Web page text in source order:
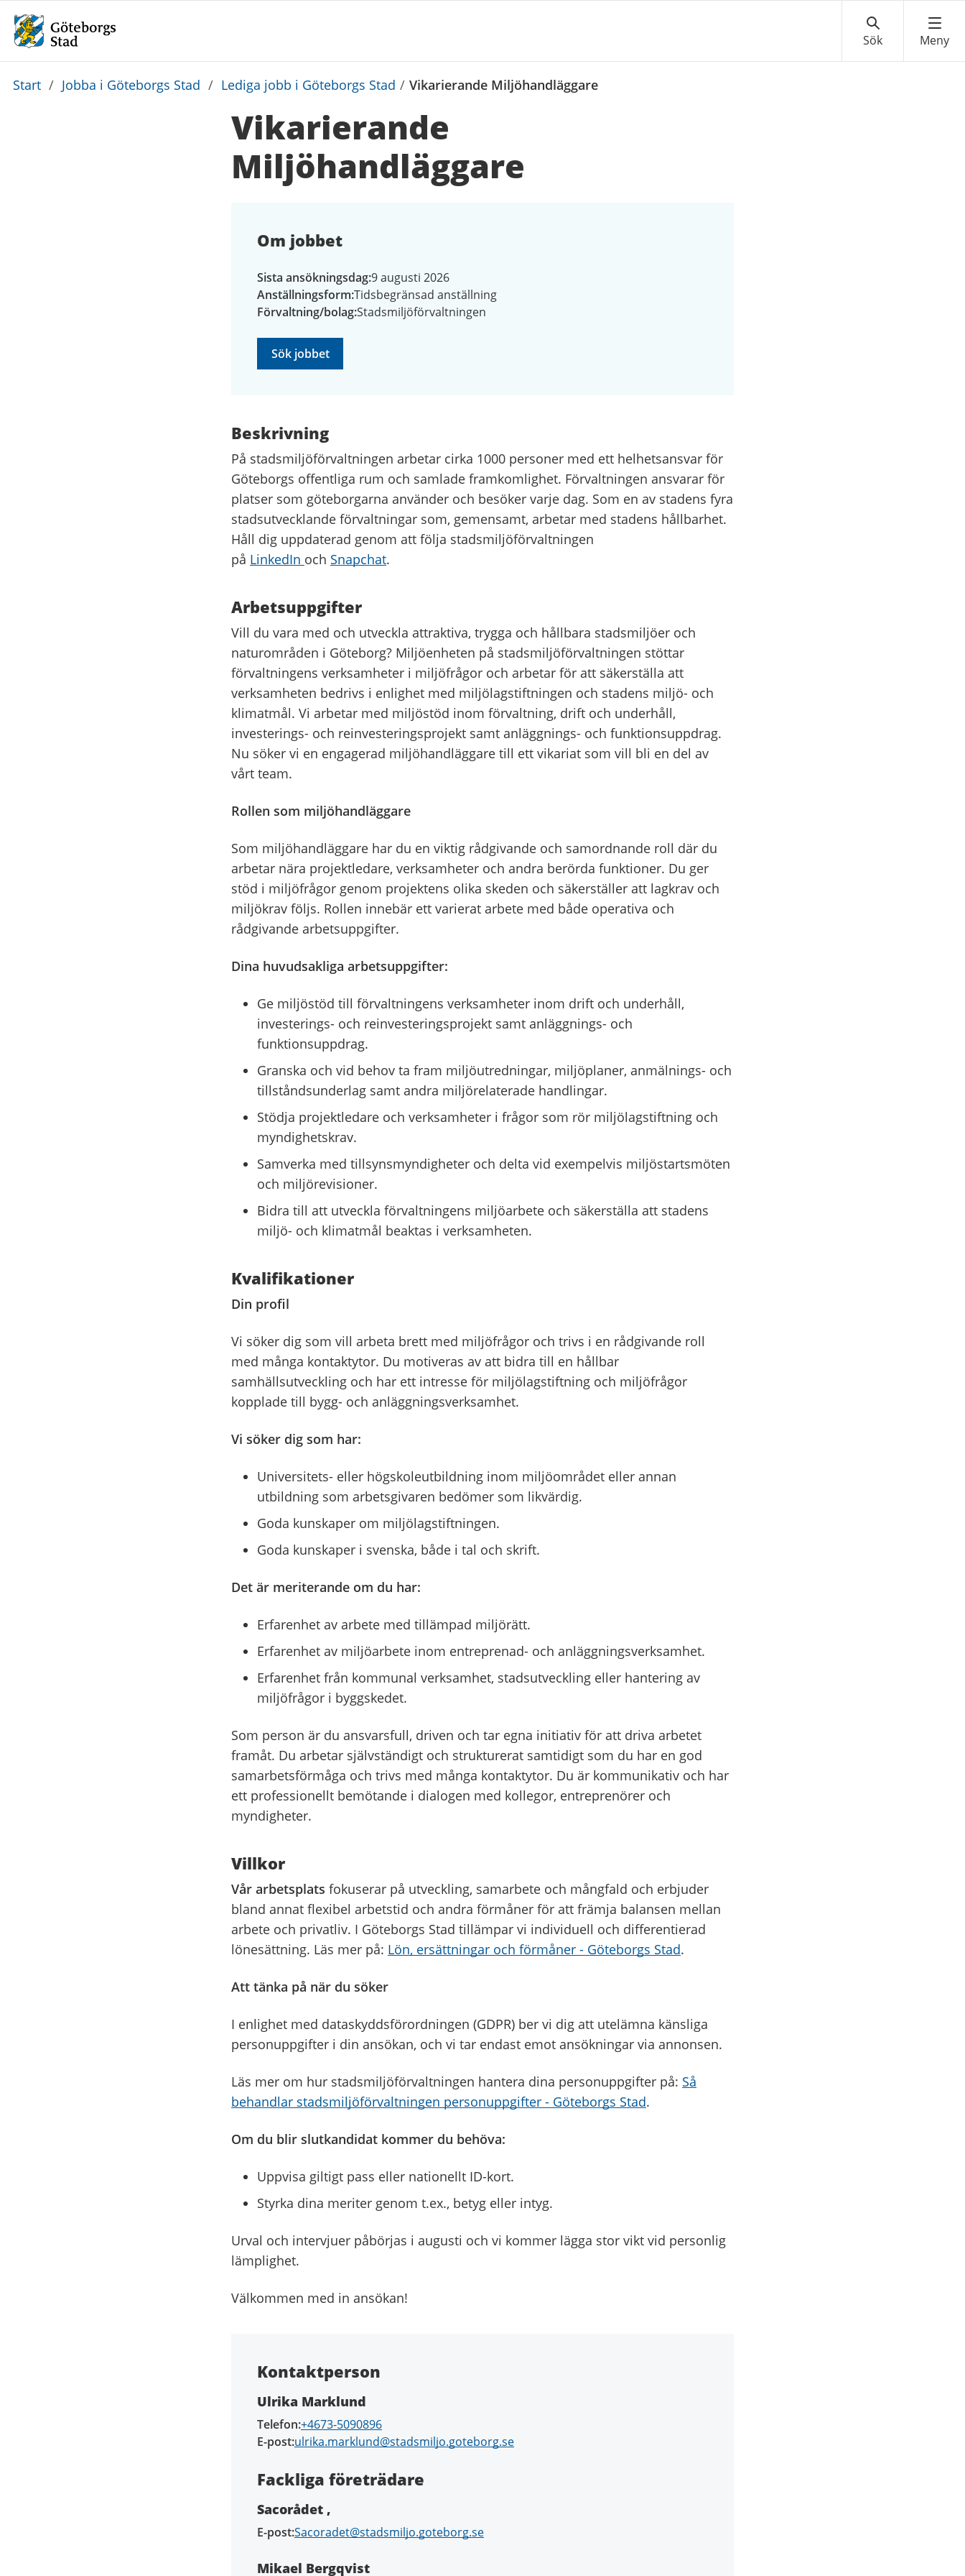
Du
Start / Jobba i Göteborgs Stad / Lediga jobb i Göteborgs Stad / Vikarierande Miljöhandläggare
Vikarierande
Miljöhandläggare
Om jobbet
Sista ansökningsdag9 augusti 2026
Anställningsform Tidsbegränsad anställning
Förvaltning/bolagStadsmiljöförvaltningen
Sök jobbet
Beskrivning
På stadsmiljöförvaltningen arbetar cirka 1000 personer med ett helhetsansvar för
Göteborgs offentliga rum och samlade framkomlighet. Förvaltningen ansvarar för
platser som göteborgarna använder och besöker varje dag. Som en av stadens fyra
stadsutvecklande förvaltningar som, gemensamt, arbetar med stadens hållbarhet.
Håll dig uppdaterad genom att följa stadsmiljöförvaltningen
på LinkedIn och Snapchat.
Arbetsuppgifter
Vill du vara med och utveckla attraktiva, trygga och hållbara stadsmiljöer och
naturområden i Göteborg? Miljöenheten på stadsmiljöförvaltningen stöttar
förvaltningens verksamheter i miljöfrågor och arbetar för att säkerställa att
verksamheten bedrivs i enlighet med miljölagstiftningen och stadens miljö- och
klimatmål. Vi arbetar med miljöstöd inom förvaltning, drift och underhåll,
investerings- och reinvesteringsprojekt samt anläggnings- och funktionsuppdrag.
Nu söker vi en engagerad miljöhandläggare till ett vikariat som vill bli en del av
vårt team.
Rollen som miljöhandläggare
Som miljöhandläggare har du en viktig rådgivande och samordnande roll där du
arbetar nära projektledare, verksamheter och andra berörda funktioner. Du ger
stöd i miljöfrågor genom projektens olika skeden och säkerställer att lagkrav och
miljökrav följs. Rollen innebär ett varierat arbete med både operativa och
rådgivande arbetsuppgifter.
Dina huvudsakliga arbetsuppgifter:
Ge miljöstöd till förvaltningens verksamheter inom drift och underhåll,
investerings- och reinvesteringsprojekt samt anläggnings- och
funktionsuppdrag.
Granska och vid behov ta fram miljöutredningar, miljöplaner, anmälnings- och
tillståndsunderlag samt andra miljörelaterade handlingar.
Stödja projektledare och verksamheter i frågor som rör miljölagstiftning och
myndighetskrav.
Samverka med tillsynsmyndigheter och delta vid exempelvis miljöstartsmöten
och miljörevisioner.
Bidra till att utveckla förvaltningens miljöarbete och säkerställa att stadens
miljö- och klimatmål beaktas i verksamheten.
Kvalifikationer
Din profil
Vi söker dig som vill arbeta brett med miljöfrågor och trivs i en rådgivande roll
med många kontaktytor. Du motiveras av att bidra till en hållbar
samhällsutveckling och har ett intresse för miljölagstiftning och miljöfrågor
kopplade till bygg- och anläggningsverksamhet.
Vi söker dig som har:
Universitets- eller högskoleutbildning inom miljöområdet eller annan
utbildning som arbetsgivaren bedömer som likvärdig.
Goda kunskaper om miljölagstiftningen.
Goda kunskaper i svenska, både i tal och skrift.
Det är meriterande om du har:
Erfarenhet av arbete med tillämpad miljörätt.
Erfarenhet av miljöarbete inom entreprenad- och anläggningsverksamhet.
Erfarenhet från kommunal verksamhet, stadsutveckling eller hantering av
miljöfrågor i byggskedet.
Som person är du ansvarsfull, driven och tar egna initiativ för att driva arbetet
framåt. Du arbetar självständigt och strukturerat samtidigt som du har en god
samarbetsförmåga och trivs med många kontaktytor. Du är kommunikativ och har
ett professionellt bemötande i dialogen med kollegor, entreprenörer och
myndigheter.
Villkor
Vår arbetsplats fokuserar på utveckling, samarbete och mångfald och erbjuder
bland annat flexibel arbetstid och andra förmåner för att främja balansen mellan
arbete och privatliv. I Göteborgs Stad tillämpar vi individuell och differentierad
lönesättning. Läs mer på: Lön, ersättningar och förmåner - Göteborgs Stad.
Att tänka på när du söker
I enlighet med dataskyddsförordningen (GDPR) ber vi dig att utelämna känsliga
personuppgifter i din ansökan, och vi tar endast emot ansökningar via annonsen.
Läs mer om hur stadsmiljöförvaltningen hantera dina personuppgifter på: Så
behandlar stadsmiljöförvaltningen personuppgifter - Göteborgs Stad.
Om du blir slutkandidat kommer du behöva:
Uppvisa giltigt pass eller nationellt ID-kort.
Styrka dina meriter genom t.ex., betyg eller intyg.
Urval och intervjuer påbörjas i augusti och vi kommer lägga stor vikt vid personlig
lämplighet.
Välkommen med in ansökan!
Kontaktperson
Ulrika Marklund
Telefon +4673-5090896
E-post ulrika.marklund@stadsmiljo.goteborg.se
Fackliga företrädare
Sacorådet ,
E-postSacoradet@stadsmiljo.goteborg.se
Mikael Bergqvist